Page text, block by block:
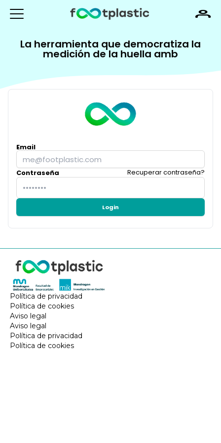
La herramienta que democratiza la
medición de la huella ambi
Email
Contraseña Recuperar contraseña?
Login
Política de privacidad
Política de cookies
Aviso legal
Aviso legal
Política de privacidad
Política de cookies